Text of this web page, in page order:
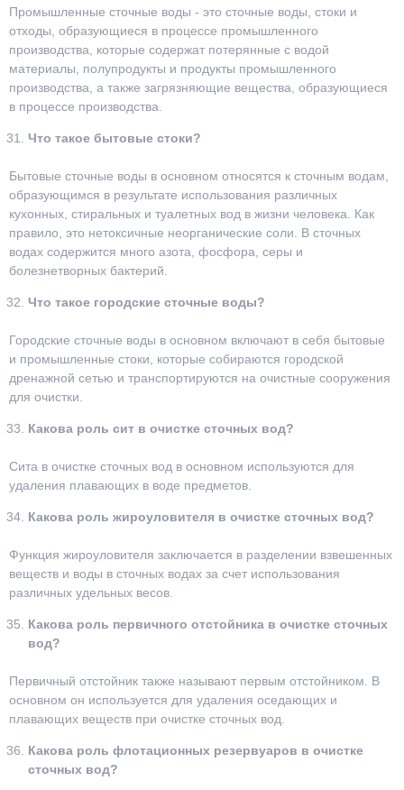
Промышленные сточные воды - это сточные воды, стоки и
отходы, образующиеся в процессе промышленного
производства, которые содержат потерянные с водой
материалы, полупродукты и продукты промышленного
производства, а также загрязняющие вещества, образующиеся
в процессе производства.
Что такое бытовые стоки?
Бытовые сточные воды в основном относятся к сточным водам,
образующимся в результате использования различных
кухонных, стиральных и туалетных вод в жизни человека. Как
правило, это нетоксичные неорганические соли. В сточных
водах содержится много азота, фосфора, серы и
болезнетворных бактерий.
Что такое городские сточные воды?
Городские сточные воды в основном включают в себя бытовые
и промышленные стоки, которые собираются городской
дренажной сетью и транспортируются на очистные сооружения
для очистки.
Какова роль сит в очистке сточных вод?
Сита в очистке сточных вод в основном используются для
удаления плавающих в воде предметов.
Какова роль жироуловителя в очистке сточных вод?
Функция жироуловителя заключается в разделении взвешенных
веществ и воды в сточных водах за счет использования
различных удельных весов.
Какова роль первичного отстойника в очистке сточных
вод?
Первичный отстойник также называют первым отстойником. В
основном он используется для удаления оседающих и
плавающих веществ при очистке сточных вод.
Какова роль флотационных резервуаров в очистке
сточных вод?